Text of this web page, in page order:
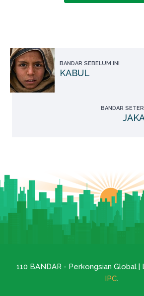
BANDAR SEBELUM INI
KABUL
BANDAR
110 BANDAR - Perkongsian Global |
IPC.